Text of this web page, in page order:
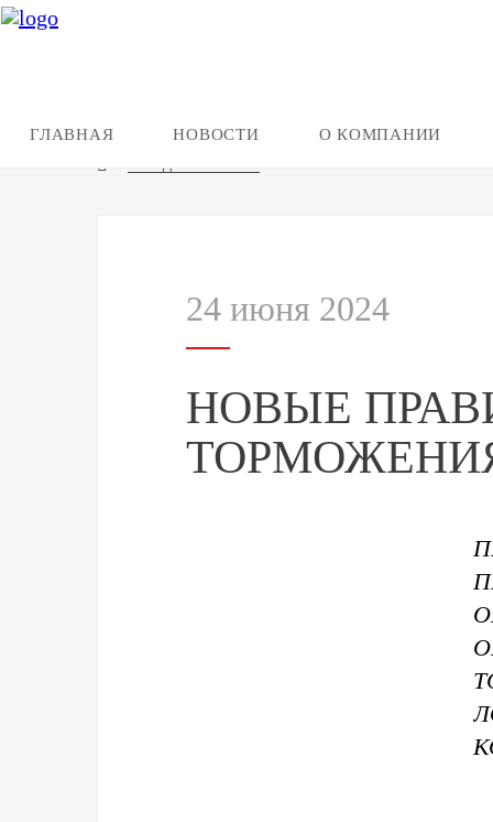
ГЛАВНАЯ НОВОСТИ О КОМПАНИИ
24 июня 2024
НОВЫЕ